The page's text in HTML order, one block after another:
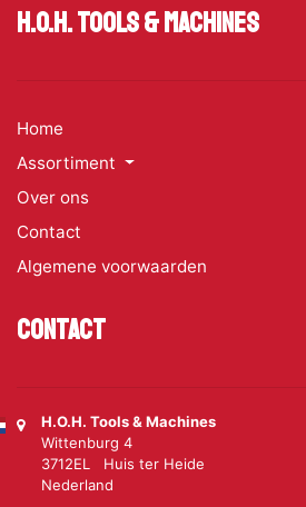
H.O.H. Tools & Machines
Home
Assortiment
Over ons
Contact
Algemene voorwaarden
Contact
H.O.H. Tools & Machines
Wittenburg 4
3712EL Huis ter Heide
Nederland